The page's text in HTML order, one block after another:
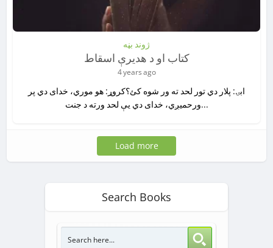
ژوند بڼه
کتاب او د هديرې اسقاط
4 years ago
ابۍ: پلار دي تور لحد ته ور شوه کئ؟کروړ: هو موري، خدای دي پر
ورحميږي، خدای دي يې لحد ورته د جنت...
Load more
Search Books